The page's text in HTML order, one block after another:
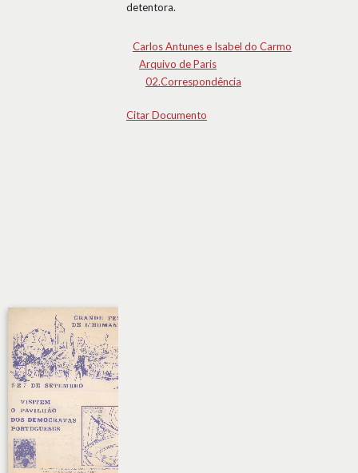
detentora.
Carlos Antunes e Isabel do Carmo
Arquivo de Paris
02.Correspondência
Citar Documento